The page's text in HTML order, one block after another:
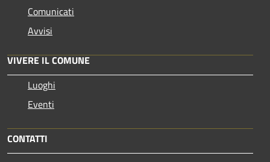
Comunicati
Avvisi
VIVERE IL COMUNE
Luoghi
Eventi
CONTATTI